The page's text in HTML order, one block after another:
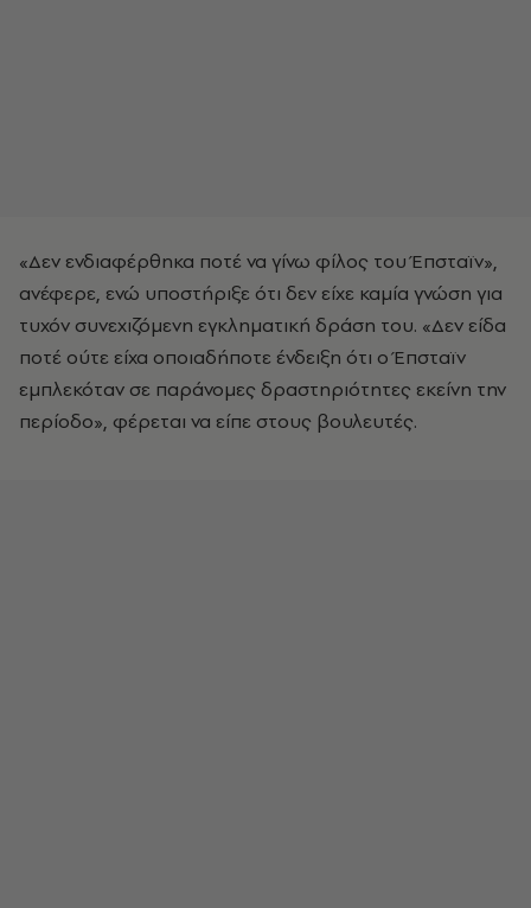
«Δεν ενδιαφέρθηκα ποτέ να γίνω φίλος του Έπσταϊν»,
ανέφερε, ενώ υποστήριξε ότι δεν είχε καμία γνώση για
τυχόν συνεχιζόμενη εγκληματική δράση του. «Δεν είδα
ποτέ ούτε είχα οποιαδήποτε ένδειξη ότι ο Έπσταϊν
εμπλεκόταν σε παράνομες δραστηριότητες εκείνη την
περίοδο», φέρεται να είπε στους βουλευτές.